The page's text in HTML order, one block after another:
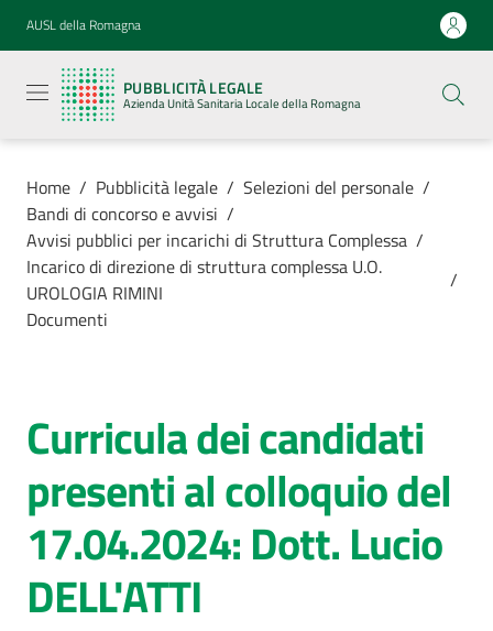
Vai al contenuto
Vai alla navigazione
Vai al footer
AUSL della Romagna
PUBBLICITÀ LEGALE
Azienda Unità Sanitaria Locale della Romagna
legale
Azienda
Unità
Locale della
Azienda
Luoghi di
cura
AUSL
Comunica
Home / Pubblicità legale / Selezioni del personale /
Bandi di concorso e avvisi /
Avvisi pubblici per incarichi di Struttura Complessa /
Incarico di direzione di struttura complessa U.O.
UROLOGIA RIMINI
/
Documenti
Curricula dei candidati
presenti al colloquio del
17.04.2024: Dott. Lucio
DELL'ATTI